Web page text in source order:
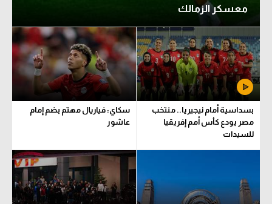
معسكر الزمالك
بسداسية أمام نيجيريا.. منتخب
مصر يودع كأس أمم إفريقيا
للسيدات
سكاي: فياريال مهتم بضم إمام
عاشور